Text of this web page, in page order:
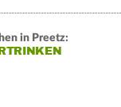
in Preetz: